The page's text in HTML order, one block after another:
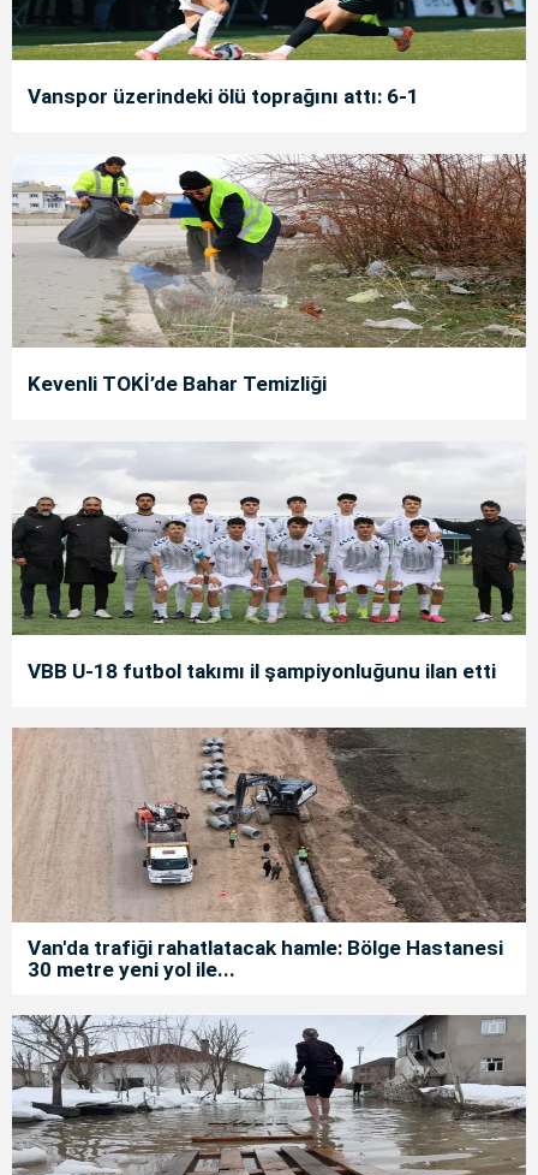
Vanspor üzerindeki ölü toprağını attı: 6-1
Kevenli TOKİ’de Bahar Temizliği
VBB U-18 futbol takımı il şampiyonluğunu ilan etti
Van'da trafiği rahatlatacak hamle: Bölge Hastanesi
30 metre yeni yol ile...